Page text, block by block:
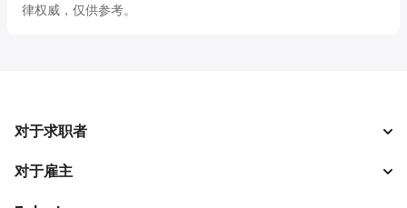
律权威，仅供参考。
对于求职者
搜索工作
对于雇主